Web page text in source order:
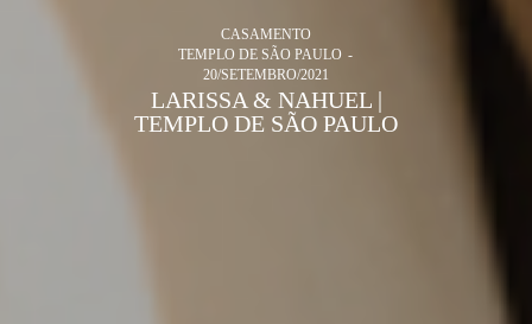
CASAMENTO
TEMPLO DE SÃO PAULO
20/SETEMBRO/2021
LARISSA & NAHUEL |
TEMPLO DE SÃO PAULO